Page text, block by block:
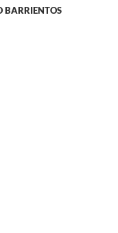
BARRIENTOS